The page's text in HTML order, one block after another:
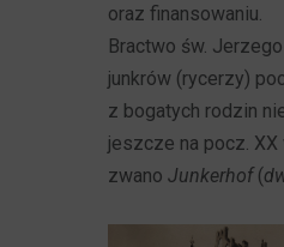
oraz finansowaniu.
Bractwo św.
junkrów (rycerzy)
z bogatych rodzin
jeszcze na pocz. XX
zwanoJunkerhof(